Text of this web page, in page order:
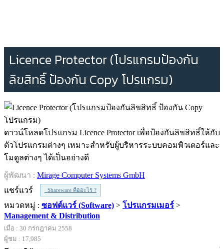
Licence Protector (โปรแกรมป้องกัน
ลิขสิทธิ์ ป้องกัน Copy โปรแกรม)
ดาวน์โหลดโปรแกรม Licence Protector เพื่อป้องกันลิขสิทธิ์ให้กับ
ตัวโปรแกรมต่างๆ เหมาะสำหรับผู้บริหารระบบคอมพิวเตอร์และ
โมดูลต่างๆ ได้เป็นอย่างดี
ผู้พัฒนา : Mirage Computer Systems GmbH
แชร์แวร์
Shareware คืออะไร ?
หมวดหมู่ : ซอฟต์แวร์ (Software) > โปรแกรมเมอร์ >
Management & Distribution
เมื่อ : 30 กรกฎาคม 2558
ผู้ชม : 17,985